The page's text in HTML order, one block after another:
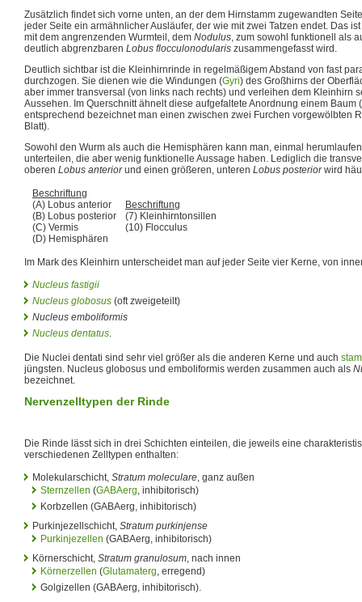
Zusätzlich findet sich vorne unten, an der dem Hirnstamm zugewandten
jeder Seite ein armähnlicher Ausläufer, der wie mit zwei Tatzen endet. Das
mit dem angrenzenden Wurmteil, dem Nodulus, zum sowohl funktionell als
deutlich abgrenzbaren Lobus flocculonodularis zusammengefasst wird.
Deutlich sichtbar ist die Kleinhirnrinde in regelmäßigem Abstand von fast
durchzogen. Sie dienen wie die Windungen (Gyri) des Großhirns der
aber immer transversal (von links nach rechts) und verleihen dem Kleinhirn
Aussehen. Im Querschnitt ähnelt diese aufgefaltete Anordnung einem Baum (
entsprechend bezeichnet man einen zwischen zwei Furchen vorgewölbten
Blatt).
Sowohl den Wurm als auch die Hemisphären kann man, einmal
unterteilen, die aber wenig funktionelle Aussage haben. Lediglich die
oberen Lobus anteriorund einen größeren, unteren Lobus posteriorwird
Beschriftung
(A) Lobus anterior
(B) Lobus posterior
(C) Vermis
(D) Hemisphären
Beschriftung
(7) Kleinhirntonsillen
(10) Flocculus
Im Mark des Kleinhirn unterscheidet man auf jeder Seite vier Kerne, von
Nucleus fastigii
Nucleus globosus (oft zweigeteilt)
Nucleus emboliformis
Nucleus dentatus.
Die Nuclei dentati sind sehr viel größer als die anderen Kerne und auch
jüngsten. Nucleus globosus und emboliformis werden zusammen auch als
bezeichnet.
Nervenzelltypen der Rinde
Die Rinde lässt sich in drei Schichten einteilen, die jeweils eine
verschiedenen Zelltypen enthalten:
Molekularschicht, Stratum moleculare, ganz außen
Sternzellen (GABAerg, inhibitorisch)
Korbzellen (GABAerg, inhibitorisch)
Purkinjezellschicht, Stratum purkinjense
Purkinjezellen (GABAerg, inhibitorisch)
Körnerschicht, Stratum granulosum, nach innen
Körnerzellen (Glutamaterg, erregend)
Golgizellen (GABAerg, inhibitorisch).